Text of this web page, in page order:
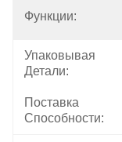
Функции:
Упаковывая
Детали:
Поставка
Способности: